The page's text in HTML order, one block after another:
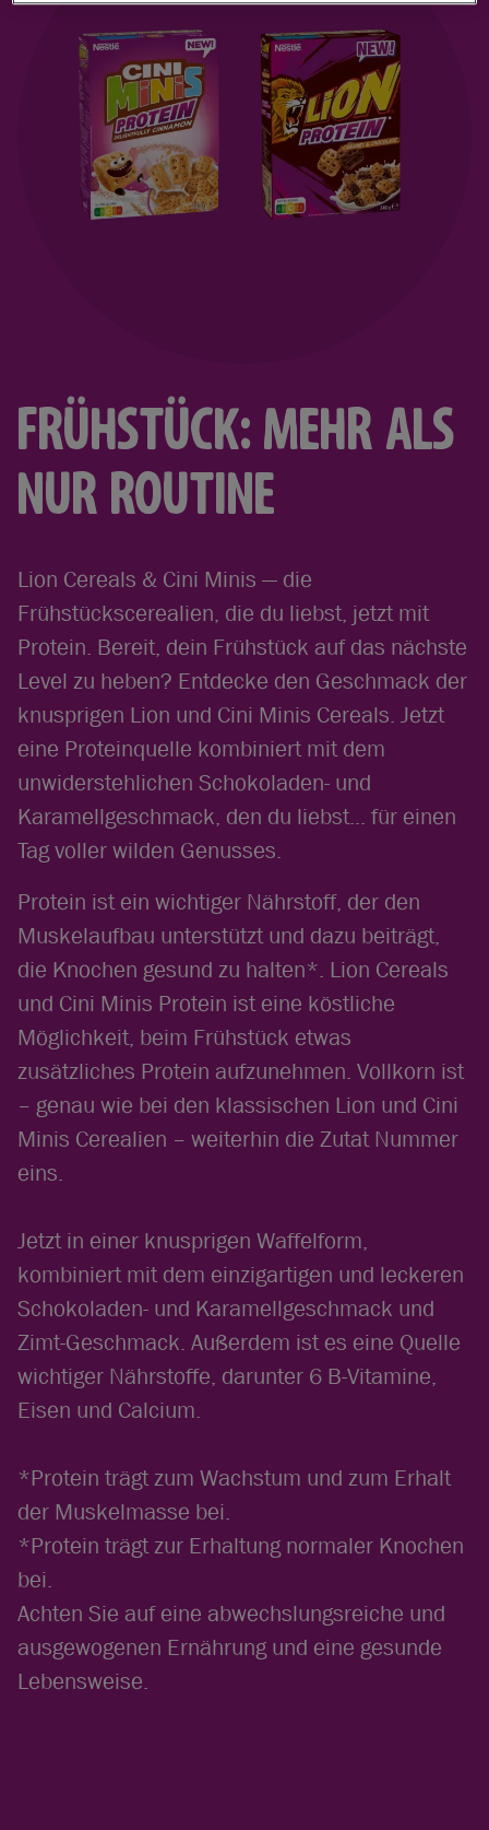
FRÜHSTÜCK: MEHR ALS
NUR ROUTINE
Lion Cereals & Cini Minis — die
Frühstückscerealien, die du liebst, jetzt mit
Protein. Bereit, dein Frühstück auf das nächste
Level zu heben? Entdecke den Geschmack der
knusprigen Lion und Cini Minis Cereals. Jetzt
eine Proteinquelle kombiniert mit dem
unwiderstehlichen Schokoladen- und
Karamellgeschmack, den du liebst... für einen
Tag voller wilden Genusses.
Protein ist ein wichtiger Nährstoff, der den
Muskelaufbau unterstützt und dazu beiträgt,
die Knochen gesund zu halten*. Lion Cereals
und Cini Minis Protein ist eine köstliche
Möglichkeit, beim Frühstück etwas
zusätzliches Protein aufzunehmen. Vollkorn ist
– genau wie bei den klassischen Lion und Cini
Minis Cerealien – weiterhin die Zutat Nummer
eins.
Jetzt in einer knusprigen Waffelform,
kombiniert mit dem einzigartigen und leckeren
Schokoladen- und Karamellgeschmack und
Zimt-Geschmack. Außerdem ist es eine Quelle
wichtiger Nährstoffe, darunter 6 B-Vitamine,
Eisen und Calcium.
*Protein trägt zum Wachstum und zum Erhalt
der Muskelmasse bei.
*Protein trägt zur Erhaltung normaler Knochen
bei.
Achten Sie auf eine abwechslungsreiche und
ausgewogenen Ernährung und eine gesunde
Lebensweise.